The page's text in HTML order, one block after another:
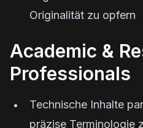
Originalität zu opfern
Academic &
Professionals
Technische Inhalte
präzise Terminologie